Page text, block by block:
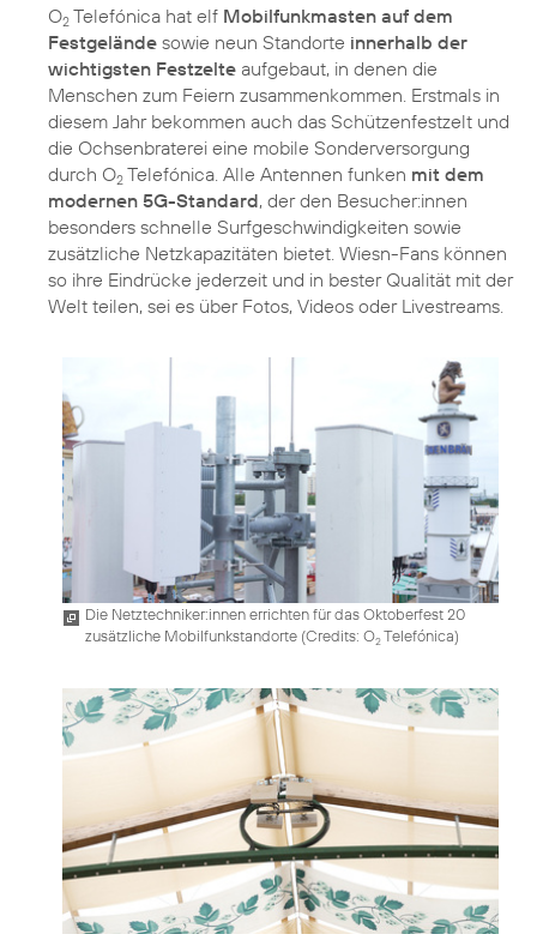
O2 Telefónica hat elf Mobilfunkmasten auf dem
Festgelände sowie neun Standorte innerhalb der
wichtigsten Festzelte aufgebaut, in denen die
Menschen zum Feiern zusammenkommen. Erstmals in
diesem Jahr bekommen auch das Schützenfestzelt und
die Ochsenbraterei eine mobile Sonderversorgung
durch O2 Telefónica. Alle Antennen funken mit dem
modernen 5G-Standard, der den Besucher:innen
besonders schnelle Surfgeschwindigkeiten sowie
zusätzliche Netzkapazitäten bietet. Wiesn-Fans können
so ihre Eindrücke jederzeit und in bester Qualität mit der
Welt teilen, sei es über Fotos, Videos oder Livestreams.
Die Netztechniker:innen errichten für das Oktoberfest 20
zusätzliche Mobilfunkstandorte (Credits: O2Telefónica)